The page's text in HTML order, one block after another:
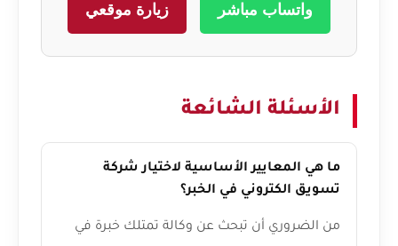
واتساب مباشر زيارة موقعي
الأسئلة الشائعة
ما هي المعايير الأساسية لاختيار شركة
تسويق الكتروني في الخبر؟
من الضروري أن تبحث عن وكالة تمتلك خبرة في